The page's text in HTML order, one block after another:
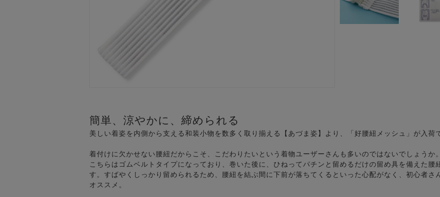
簡単、涼やかに、締められる
美しい着姿を内側から支える和装小物を数多く取り揃える【あづま姿】より、「好腰紐メッシュ」が入荷
着付けに欠かせない腰紐だからこそ、こだわりたいという着物ユーザーさんも多いのではないでしょうか
こちらはゴムベルトタイプになっており、巻いた後に、ひねってパチンと留めるだけの留め具を備えた腰
す。すばやくしっかり留められるため、腰紐を結ぶ間に下前が落ちてくるといった心配がなく、初心者さ
オススメ。